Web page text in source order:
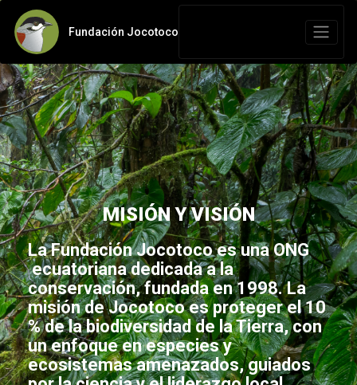
Fundación Jocotoco
MISIÓN Y VISIÓN
La Fundación Jocotoco es una ONG
ecuatoriana dedicada a la
conservación, fundada en 1998. La
misión de Jocotoco es proteger el 10
% de la biodiversidad de la Tierra, con
un enfoque en especies y
ecosistemas amenazados, guiados